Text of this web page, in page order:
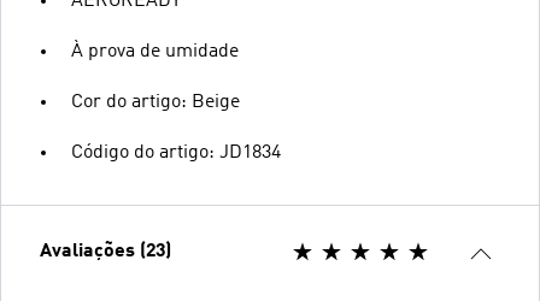
À prova de umidade
Cor do artigo: Beige
Código do artigo: JD1834
Avaliações (23)